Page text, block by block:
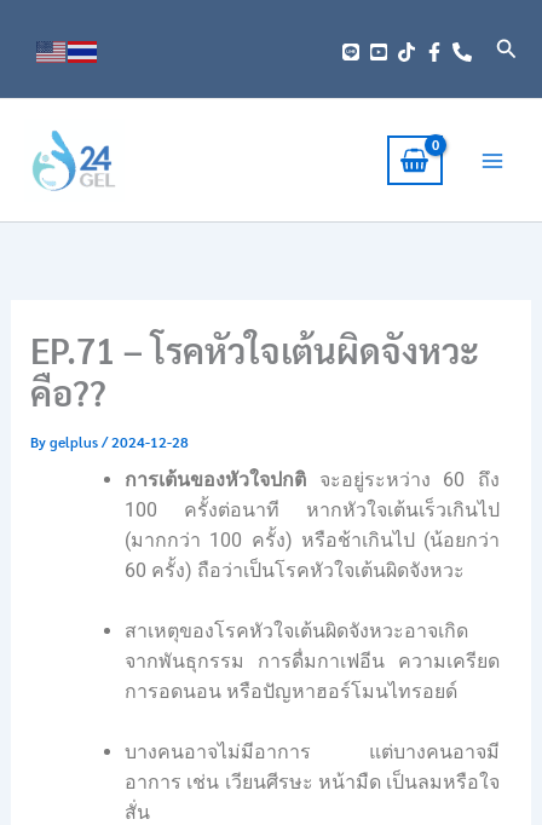
EP.71 – โรคหัวใจเต้นผิดจังหวะ
คือ??
Bygelplus/2024-12-28
การเต้นของหัวใจปกติจะอยู่ระหว่าง 60 ถึง
100 ครั้งต่อนาที หากหัวใจเต้นเร็วเกินไป
(มากกว่า 100 ครั้ง) หรือช้าเกินไป (น้อยกว่า
60 ครั้ง) ถือว่าเป็นโรคหัวใจเต้นผิดจังหวะ
สาเหตุของโรคหัวใจเต้นผิดจังหวะอาจเกิด
จากพันธุกรรม การดื่มกาเฟอีน ความเครียด
การอดนอน หรือปัญหาฮอร์โมนไทรอยด์
บางคนอาจไม่มีอาการ แต่บางคนอาจมี
อาการ เช่น เวียนศีรษะ หน้ามืด เป็นลมหรือใจ
สั่น